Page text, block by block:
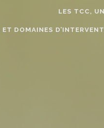
LES TCC,
ET DOMAINES